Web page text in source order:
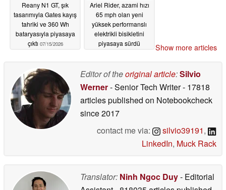
Reany N1 GT, şık
tasarımıyla Gates kayış
tahriki ve 360 Wh
bataryasıyla piyasaya
çıktı 07/15/2026
Ariel Rider, azami hızı
65 mph olan yeni
yüksek performanslı
elektrikli bisikletini
piyasaya sürdü
Show more articles
Editor of theoriginal article:Silvio
Werner- Senior Tech Writer- 17818
articles published on Notebookcheck
since 2017
contact me via:
silvio39191,
LinkedIn, Muck Rack
Translator: Ninh Ngoc Duy- Editorial